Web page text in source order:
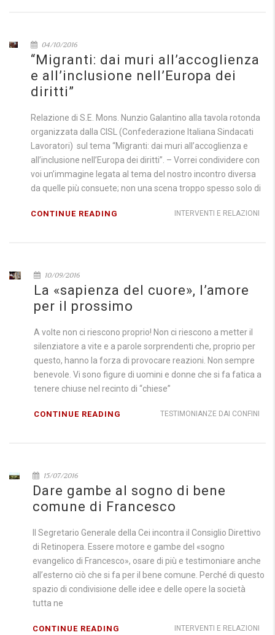
04/10/2016
“Migranti: dai muri all’accoglienza
e all’inclusione nell’Europa dei
diritti”
Relazione di S.E. Mons. Nunzio Galantino alla tavola rotonda
organizzata dalla CISL (Confederazione Italiana Sindacati
Lavoratori) sul tema “Migranti: dai muri all’accoglienza e
all’inclusione nell’Europa dei diritti”. – Vorrei condividere con
voi un’immagine legata al tema del nostro incontro diversa
da quelle più consuete; non una scena troppo spesso solo di
INTERVENTI E RELAZIONI
CONTINUE READING
10/09/2016
La «sapienza del cuore», l’amore
per il prossimo
A volte non ci riescono proprio! Non ci riescono a metter il
silenziatore a vite e a parole sorprendenti che, proprio per
questo, hanno la forza di provocare reazioni. Non sempre
benevole. Vi sono figure di uomini e donne che si fa fatica a
tenere chiuse nel recinto di “chiese”
TESTIMONIANZE DAI CONFINI
CONTINUE READING
15/07/2016
Dare gambe al sogno di bene
comune di Francesco
Il Segretario Generale della Cei incontra il Consiglio Direttivo
di Retinopera. Essere motore e gambe del «sogno
evangelico di Francesco», osare di più e testimoniare anche
all’esterno ciò che si fa per il bene comune. Perché di questo
spazio di condivisione delle idee e delle opere la società
tutta ne
INTERVENTI E RELAZIONI
CONTINUE READING